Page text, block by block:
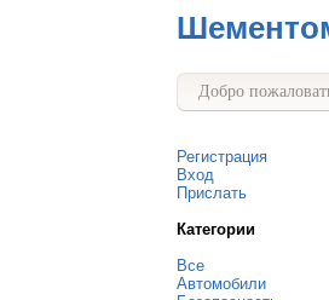
Добро
Регистрация
Вход
Прислать
Категории
Все
Автомобили